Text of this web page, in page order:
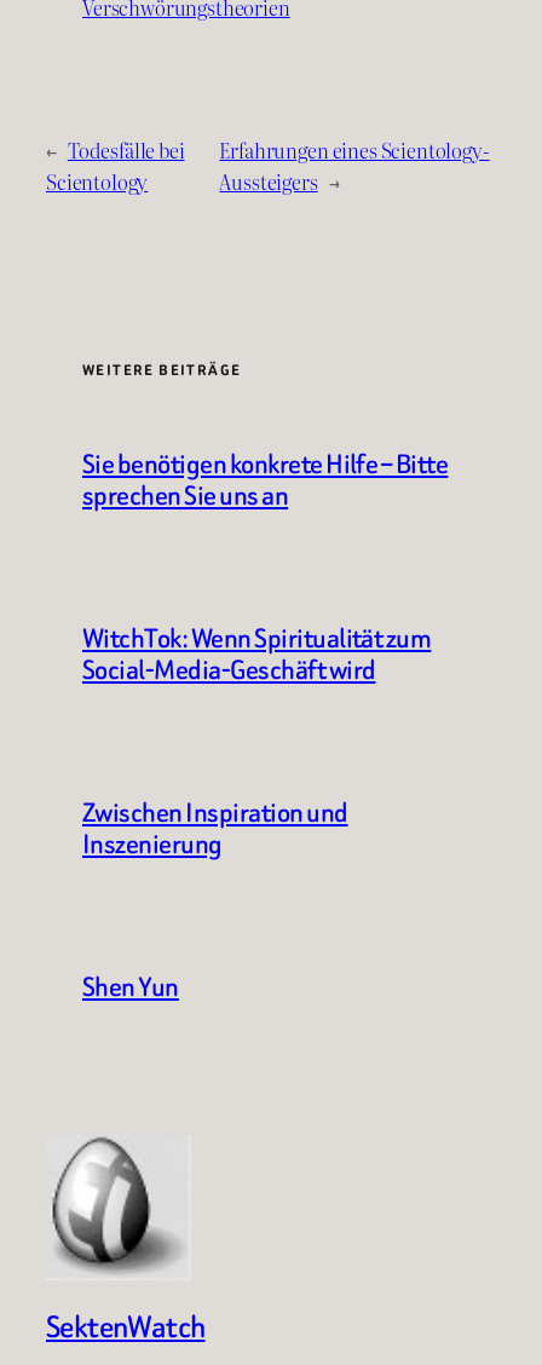
Verschwörungstheorien
← Todesfälle bei
Scientology
Erfahrungen eines Scientology-
Aussteigers →
WEITERE BEITRÄGE
Sie benötigen konkrete Hilfe – Bitte
sprechen Sie uns an
WitchTok: Wenn Spiritualität zum
Social-Media-Geschäft wird
Zwischen Inspiration und
Inszenierung
Shen Yun
SektenWatch